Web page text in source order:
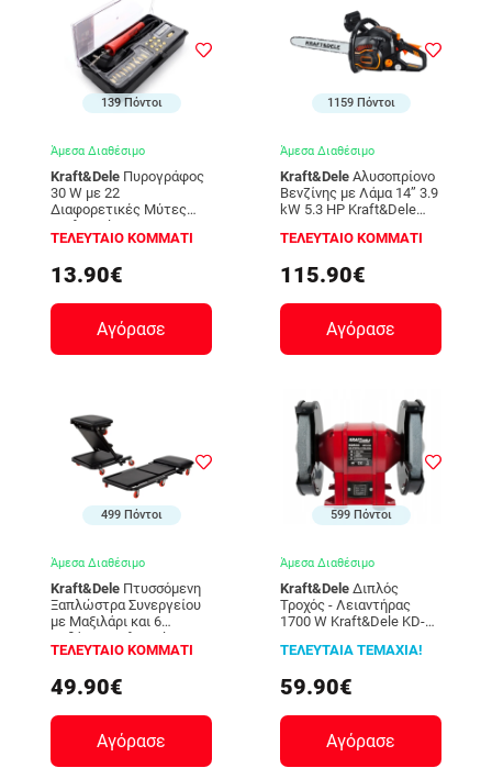
139 Πόντοι
Άμεσα Διαθέσιμο
Kraft&Dele
30 W με 22
Διαφορετικές Μύτες
Kraft&Dele KD-10112
ΤΕΛΕΥΤΑΙΟ ΚΟΜΜΑΤΙ
13.90€
Αγόρασε
1159 Πόντοι
Άμεσα Διαθέσιμο
Kraft&Dele
Βενζίνης με Λάμα 14’’ 3.9
kW 5.3 HP Kraft&Dele
ΤΕΛΕΥΤΑΙΟ ΚΟΜΜΑΤΙ
115.90€
Αγόρασε
499 Πόντοι
Άμεσα Διαθέσιμο
Kraft&Dele
Ξαπλώστρα Συνεργείου
με Μαξιλάρι και 6
Ροδάκια Kraft&Dele KD-
378
ΤΕΛΕΥΤΑΙΟ ΚΟΜΜΑΤΙ
49.90€
Αγόρασε
599 Πόντοι
Άμεσα Διαθέσιμο
Kraft&Dele
Τροχός - Λειαντήρας
1700 W Kraft&Dele KD-
ΤΕΛΕΥΤΑΙΑ ΤΕΜΑΧΙΑ!
59.90€
Αγόρασε